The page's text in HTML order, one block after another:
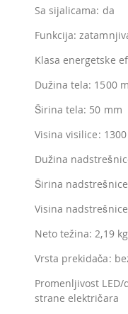
Sa sijalicama: da
Funkcija:
Klasa energetske
Dužina tela: 1500
Širina tela: 50 mm
Visina visilice:
Dužina
Širina
Visina
Neto težina: 2,19 kg
Vrsta prekidača:
Promenljivost
strane električara